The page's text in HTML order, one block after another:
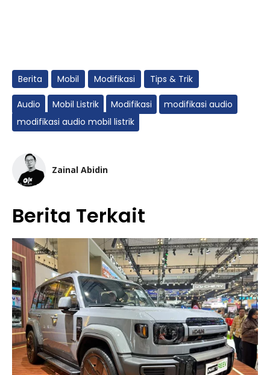
Berita Mobil Modifikasi Tips & Trik
Audio Mobil Listrik Modifikasi
modifikasi audio
modifikasi audio mobil listrik
Zainal Abidin
Berita Terkait